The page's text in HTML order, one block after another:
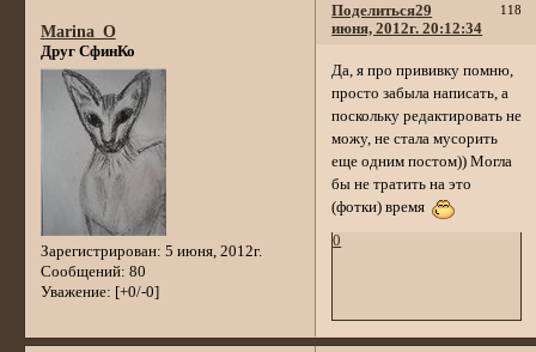
Поделиться 118
29
июня, 2012г. 20:12:34
Marina_O
Друг СфинКо
Зарегистрирован: 5 июня, 2012г.
Сообщений: 80
Уважение: [+0/-0]
Да, я про прививку помню,
просто забыла написать, а
поскольку редактировать не
можу, не стала мусорить
еще одним постом)) Могла
бы не тратить на это
(фотки) время
0